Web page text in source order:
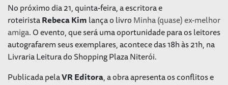
No próximo dia 21, quinta-feira, a escritora e
roteiristaRebeca Kimlança o livroMinha (quase) ex-melhor
amiga. O evento, que será uma oportunidade para os leitores
autografarem seus exemplares, acontece das 18h às 21h, na
Livraria Leitura do Shopping Plaza Niterói.
Publicada pelaVR Editora, a obra apresenta os conflitos e